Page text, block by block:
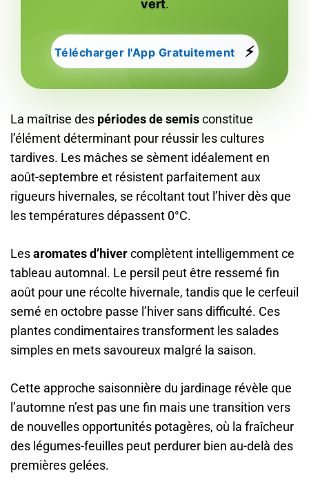
vert.
Télécharger l'App Gratuitement ⚡
La maîtrise des périodes de semisconstitue
l’élément déterminant pour réussir les cultures
tardives. Les mâches se sèment idéalement en
août-septembre et résistent parfaitement aux
rigueurs hivernales, se récoltant tout l’hiver dès que
les températures dépassent 0°C.
Lesaromates d’hivercomplètent intelligemment ce
tableau automnal. Le persil peut être ressemé fin
août pour une récolte hivernale, tandis que le cerfeuil
semé en octobre passe l’hiver sans difficulté. Ces
plantes condimentaires transforment les salades
simples en mets savoureux malgré la saison.
Cette approche saisonnière du jardinage révèle que
l’automne n’est pas une fin mais une transition vers
de nouvelles opportunités potagères, où la fraîcheur
des légumes-feuilles peut perdurer bien au-delà des
premières gelées.